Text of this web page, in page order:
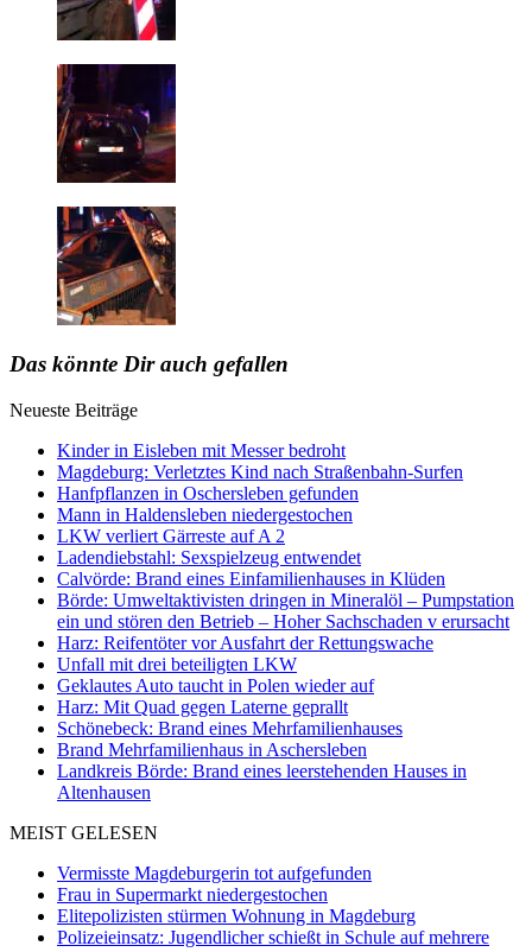
Das könnte Dir auch gefallen
Neueste Beiträge
Kinder in Eisleben mit Messer bedroht
Magdeburg: Verletztes Kind nach Straßenbahn-Surfen
Hanfpflanzen in Oschersleben gefunden
Mann in Haldensleben niedergestochen
LKW verliert Gärreste auf A 2
Ladendiebstahl: Sexspielzeug entwendet
Calvörde: Brand eines Einfamilienhauses in Klüden
Börde: Umweltaktivisten dringen in Mineralöl – Pumpstation
ein und stören den Betrieb – Hoher Sachschaden v erursacht
Harz: Reifentöter vor Ausfahrt der Rettungswache
Unfall mit drei beteiligten LKW
Geklautes Auto taucht in Polen wieder auf
Harz: Mit Quad gegen Laterne geprallt
Schönebeck: Brand eines Mehrfamilienhauses
Brand Mehrfamilienhaus in Aschersleben
Landkreis Börde: Brand eines leerstehenden Hauses in
Altenhausen
MEIST GELESEN
Vermisste Magdeburgerin tot aufgefunden
Frau in Supermarkt niedergestochen
Elitepolizisten stürmen Wohnung in Magdeburg
Polizeieinsatz: Jugendlicher schießt in Schule auf mehrere